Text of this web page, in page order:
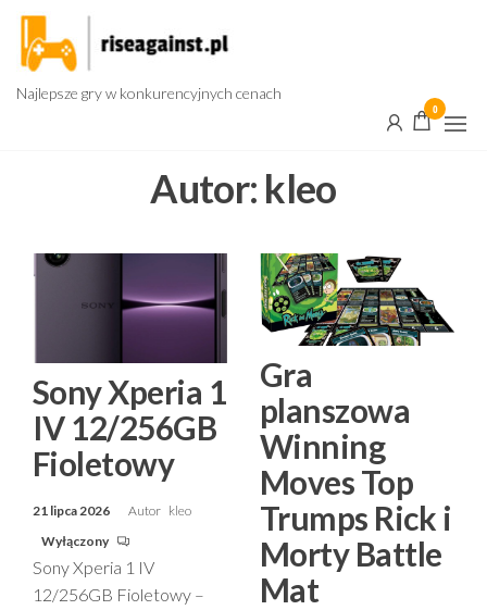
Przejdź
treści
Najlepsze gry w konkurencyjnych cenach
0
Autor: kleo
Sony Xperia 1
IV 12/256GB
Fioletowy
21 lipca 2026 Autor kleo
Wyłączony
Sony Xperia 1 IV
12/256GB Fioletowy –
Gra
planszowa
Winning
Moves Top
Trumps Rick i
Morty Battle
Mat